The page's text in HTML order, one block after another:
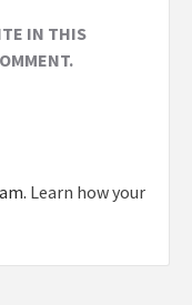
IN THIS
Learn how your